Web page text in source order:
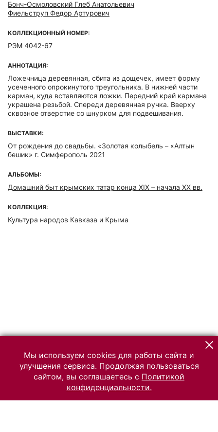
Бонч-Осмоловский Глеб Анатольевич
Фиельструп Федор Артурович
КОЛЛЕКЦИОННЫЙ НОМЕР:
РЭМ 4042-67
АННОТАЦИЯ:
Ложечница деревянная, сбита из дощечек, имеет форму
усеченного опрокинутого треугольника. В нижней части
карман, куда вставляются ложки. Передний край кармана
украшена резьбой. Спереди деревянная ручка. Вверху
сквозное отверстие со шнурком для подвешивания.
ВЫСТАВКИ:
От рождения до свадьбы. «Золотая колыбель – «Алтын
бешик» г. Симферополь 2021
АЛЬБОМЫ:
Домашний быт крымских татар конца XIX – начала ХХ вв.
КОЛЛЕКЦИЯ:
Культура народов Кавказа и Крыма
Мы используем cookies для работы сайта и
улучшения сервиса. Продолжая пользоваться
сайтом, вы соглашаетесь с Политикой
конфиденциальности.